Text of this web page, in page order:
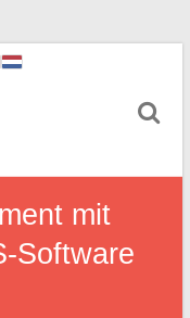
mit
Software